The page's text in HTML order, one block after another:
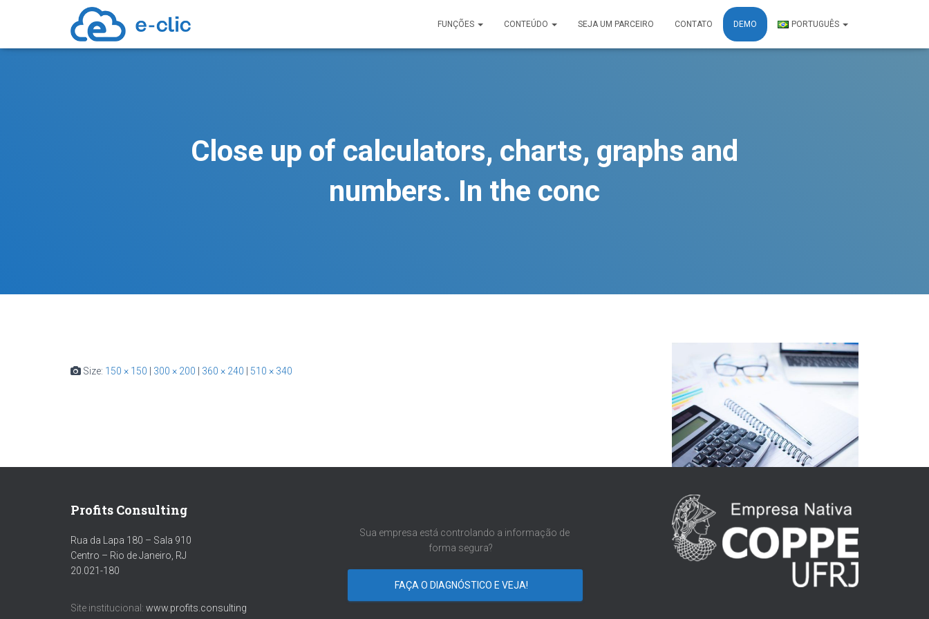
FUNÇÕES CONTEÚDO SEJA UM PARCEIRO CONTATO DEMO PORTUGUÊS
Close up of calculators, charts, graphs and
numbers. In the conc
Size: 150 × 150 300 × 200 360 × 240 510 × 340
Profits Consulting
Rua da Lapa 180 – Sala 910
Centro – Rio de Janeiro, RJ
20.021-180
Site institucional: www.profits.consulting
Sua empresa está controlando a informação de
forma segura?
FAÇA O DIAGNÓSTICO E VEJA!